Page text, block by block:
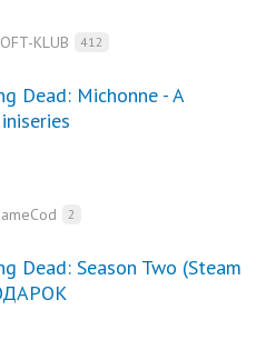
KLUB 412
Dead: Michonne - A
2
Dead: Season Two (Steam